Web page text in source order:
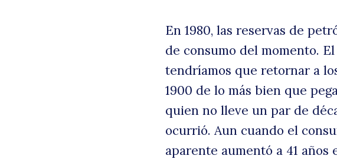
En 1980, las reservas de
de consumo del momento.
tendríamos que retornar a
1900 de lo más bien que
quien no lleve un par de
ocurrió. Aun cuando el
aparente aumentó a 41 años